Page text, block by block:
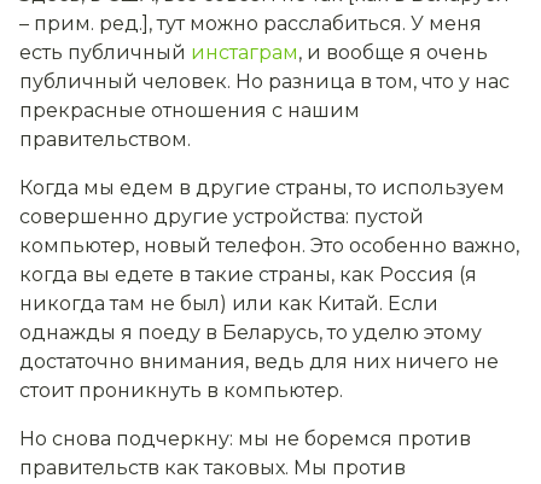
– прим. ред.], тут можно расслабиться. У меня
есть публичный инстаграм, и вообще я очень
публичный человек. Но разница в том, что у нас
прекрасные отношения с нашим
правительством.
Когда мы едем в другие страны, то используем
совершенно другие устройства: пустой
компьютер, новый телефон. Это особенно важно,
когда вы едете в такие страны, как Россия (я
никогда там не был) или как Китай. Если
однажды я поеду в Беларусь, то уделю этому
достаточно внимания, ведь для них ничего не
стоит проникнуть в компьютер.
Но снова подчеркну: мы не боремся против
правительств как таковых. Мы против